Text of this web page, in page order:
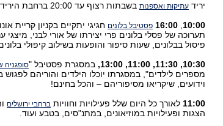
יריד עתיקות ואספנות בשבתות רצוף עד 20:00 ברחבת הירידים סמוך להאנגר 11 בנמל תל-אביב.
10:00
16:00 פסטיבל בלונים חגיגי יתקיים בקניון קריית
תערוכה של פסלי בלונים פרי יצירתו של אורי לבני, מיצגי
פיסול בבלונים, שעות סיפור והופעות בשילוב קיפולי
10:30, 11:30, 11:00, 13:00,
במסגרת פסטיבל "סופגניה
מספרים לילדים", במסגרתו יוכלו הילדים והוריהם
וידועים, שיקריאו מסיפוריהם – והכל בחינם!
11:00 לאורך כל היום שלל פעילויות וחוויות ברחבי ירושלים
הצגות ופעילויות במוזיאונים, במתנ"סים, בטבע ועוד.